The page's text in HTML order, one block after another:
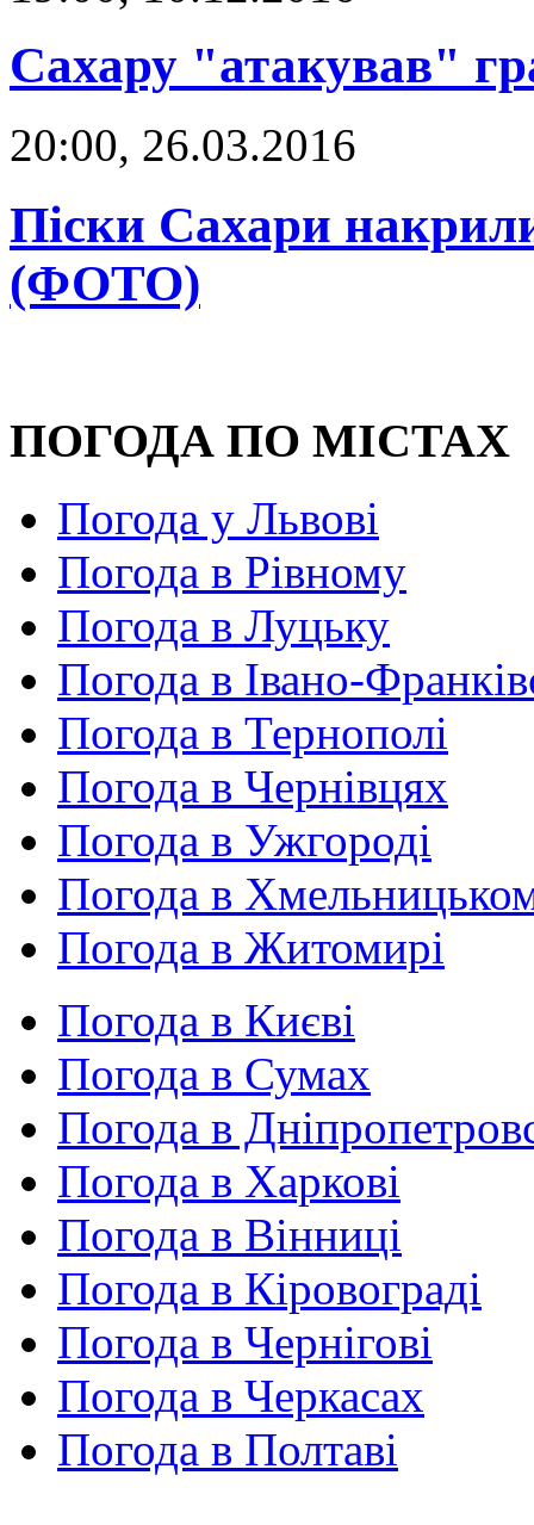
Сахару "атакував"
20:00, 26.03.2016
Піски Сахари
(ФОТО)
ПОГОДА ПО МІСТАХ
Погода у Львові
Погода в Рівному
Погода в Луцьку
Погода в Івано-
Погода в Тернополі
Погода в Чернівцях
Погода в Ужгороді
Погода в
Погода в Житомирі
Погода в Києві
Погода в Сумах
Погода в
Погода в Харкові
Погода в Вінниці
Погода в Кіровограді
Погода в Чернігові
Погода в Черкасах
Погода в Полтаві